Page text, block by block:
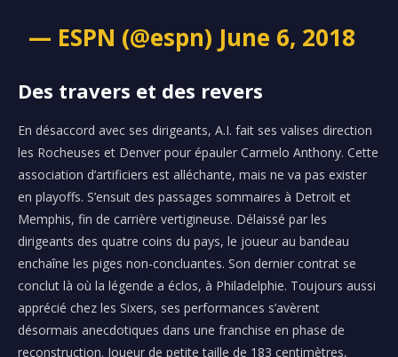
— ESPN (@espn) June 6, 2018
Des travers et des revers
En désaccord avec ses dirigeants, A.I. fait ses valises direction
les Rocheuses et Denver pour épauler Carmelo Anthony. Cette
association d’artificiers est alléchante, mais ne va pas exister
en playoffs. S’ensuit des passages sommaires à Detroit et
Memphis, fin de carrière vertigineuse. Délaissé par les
dirigeants des quatre coins du pays, le joueur au bandeau
enchaîne les piges non-concluantes. Son dernier contrat se
conclut là où la légende a éclos, à Philadelphie. Toujours aussi
apprécié chez les Sixers, ses performances s’avèrent
désormais anecdotiques dans une franchise en phase de
reconstruction. Joueur de petite taille de 183 centimètres,